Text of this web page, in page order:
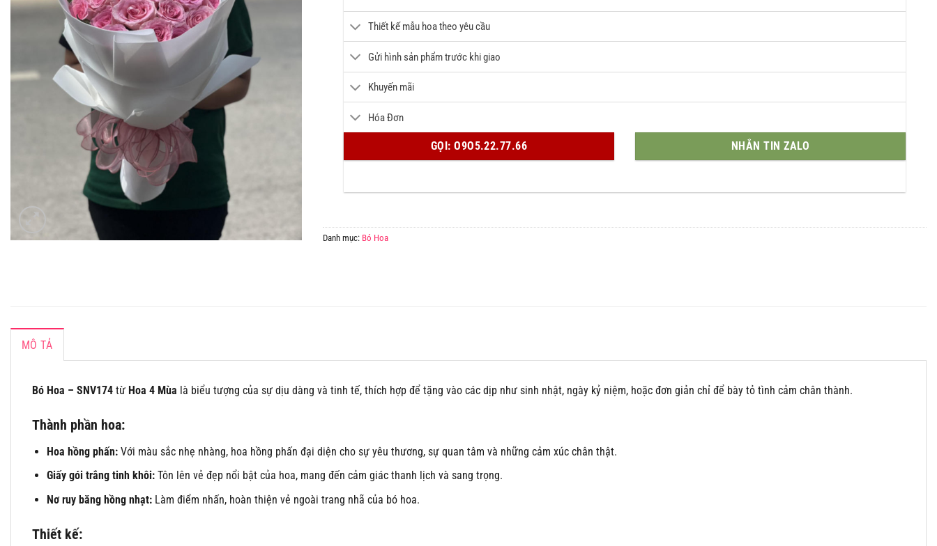
Thiết kế mẫu hoa theo yêu cầu
Gửi hình sản phẩm trước khi giao
Khuyến mãi
Hóa Đơn
GỌI: O9O5.22.77.66 NHẮN TIN ZALO
Danh mục: Bó Hoa
MÔ TẢ
Bó Hoa – SNV174 từ Hoa 4 Mùa là biểu tượng của sự dịu dàng và tinh tế, thích hợp để tặng vào các dịp như sinh nhật, ngày kỷ niệm, hoặc đơn giản chỉ để bày tỏ tình cảm chân thành.
Thành phần hoa:
Hoa hồng phấn:Với màu sắc nhẹ nhàng, hoa hồng phấn đại diện cho sự yêu thương, sự quan tâm và những cảm xúc chân thật.
Giấy gói trắng tinh khôi:Tôn lên vẻ đẹp nổi bật của hoa, mang đến cảm giác thanh lịch và sang trọng.
Nơ ruy băng hồng nhạt:Làm điểm nhấn, hoàn thiện vẻ ngoài trang nhã của bó hoa.
Thiết kế: